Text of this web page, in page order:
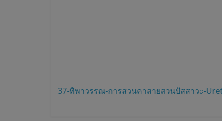
ยุ
37-ทิพาวรรณ-การสวนคาสายสวนปัสสาวะ-